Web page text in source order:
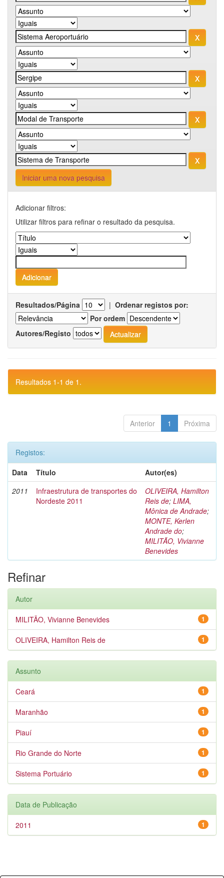
Iniciar uma nova pesquisa
Adicionar filtros:
Utilizar filtros para refinar o resultado da pesquisa.
Resultados/Página | Ordenar registos por:
Por ordem
Autores/Registo
Resultados 1-1 de 1.
Anterior 1 Próxima
Registos:
Data
Título
Autor(es)
2011
Infraestrutura de transportes do
Nordeste 2011
OLIVEIRA, Hamilton
Reis de; LIMA,
Mônica de Andrade;
MONTE, Kerlen
Andrade do;
MILITÃO, Vivianne
Benevides
Refinar
Autor
1
MILITÃO, Vivianne Benevides
1
OLIVEIRA, Hamilton Reis de
Assunto
1
Ceará
1
Maranhão
1
Piauí
1
Rio Grande do Norte
1
Sistema Portuário
Data de Publicação
1
2011